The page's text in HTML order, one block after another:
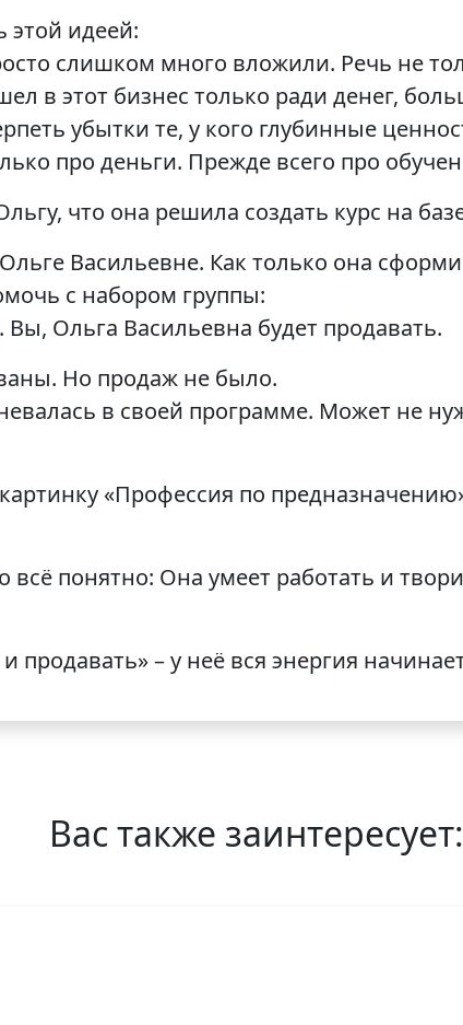
этой идеей:
слишком много вложили. Речь не
в этот бизнес только ради денег,
убытки те, у кого глубинные
про деньги. Прежде всего про
что она решила создать курс на
Васильевне. Как только она
с набором группы:
Ольга Васильевна будет продавать.
Но продаж не было.
в своей программе. Может не
«Профессия по
всё понятно: Она умеет работать и
продавать» – у неё вся энергия
Вас также заинтересует: